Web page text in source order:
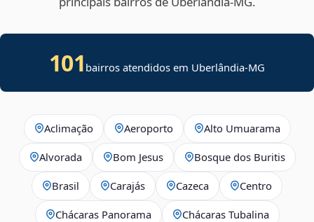
101 bairros atendidos em Uberlândia-MG
Aclimação Aeroporto Alto Umuarama
Alvorada Bom Jesus Bosque dos Buritis
Brasil Carajás Cazeca Centro
Chácaras Panorama Chácaras Tubalina